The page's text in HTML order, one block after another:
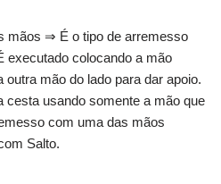
mãos ⇒ É o tipo de arremesso
executado colocando a mão
outra mão do lado para dar apoio.
cesta usando somente a mão que
com uma das mãos
Salto.